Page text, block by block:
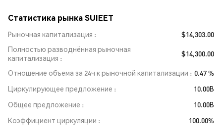
Статистика рынка SUIEET
Рыночная капитализация
$14,303.00
Полностью разводнённая рыночная
капитализация
$14,300.00
Отношение объема за 24ч к рыночной капитализации
0.47 %
Циркулирующее предложение
10.00B
Общее предложение
10.00B
Коэффициент циркуляции
100.00%